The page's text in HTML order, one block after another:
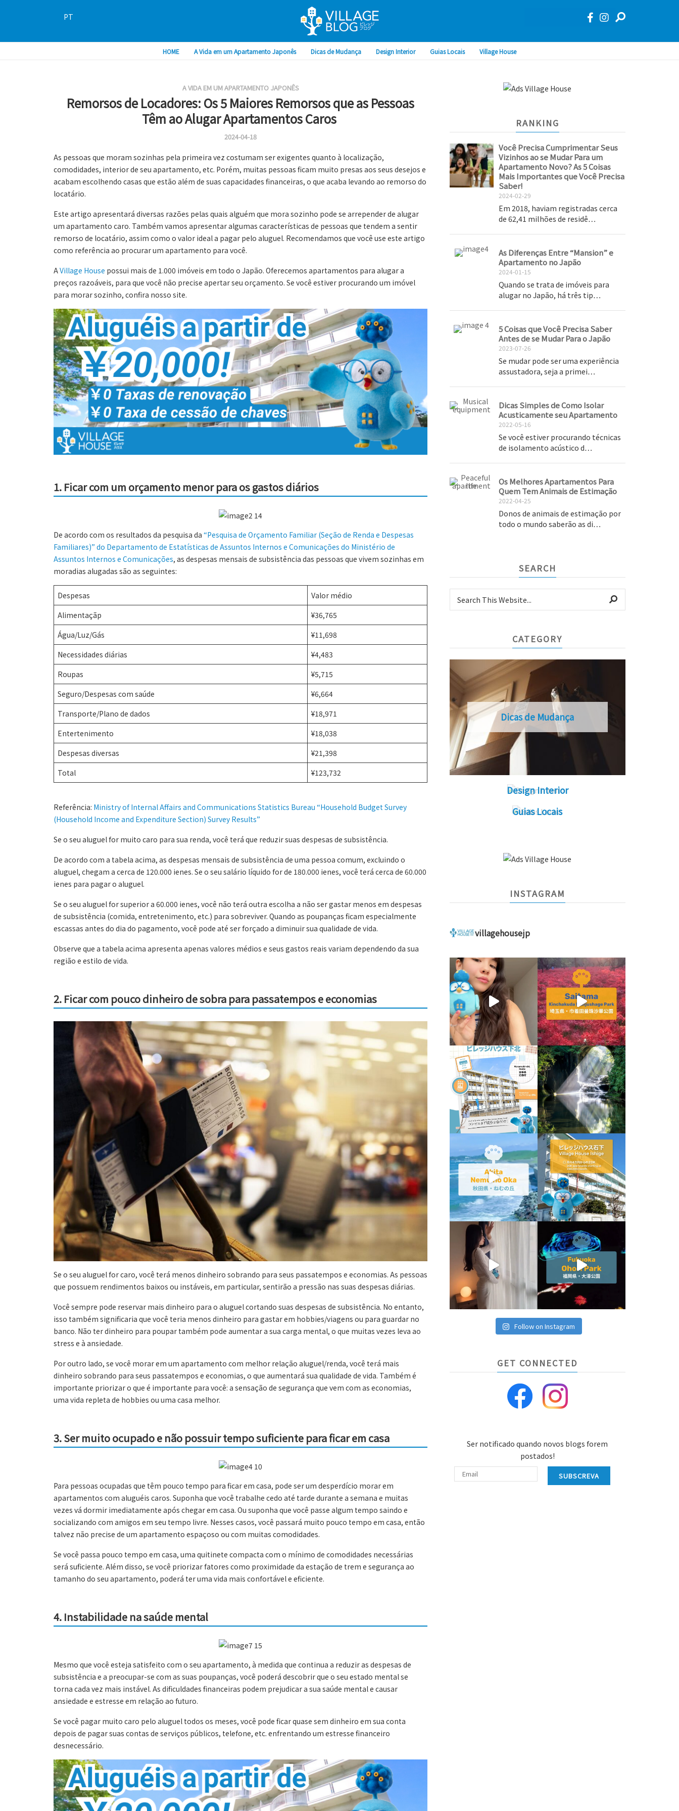
HOME A Vida em um Apartamento Japonês Dicas de Mudança Design Interior Guias Locais Village House
PT
A VIDA EM UM APARTAMENTO JAPONÊS
Remorsos de Locadores: Os 5 Maiores Remorsos que as Pessoas
Têm ao Alugar Apartamentos Caros
2024-04-18
As pessoas que moram sozinhas pela primeira vez costumam ser exigentes quanto à localização,
comodidades, interior de seu apartamento, etc. Porém, muitas pessoas ficam muito presas aos seus desejos e
acabam escolhendo casas que estão além de suas capacidades financeiras, o que acaba levando ao remorso do
locatário.
Este artigo apresentará diversas razões pelas quais alguém que mora sozinho pode se arrepender de alugar
um apartamento caro. Também vamos apresentar algumas características de pessoas que tendem a sentir
remorso de locatário, assim como o valor ideal a pagar pelo aluguel. Recomendamos que você use este artigo
como referência ao procurar um apartamento para você.
AVillage House possui mais de 1.000 imóveis em todo o Japão. Oferecemos apartamentos para alugar a
preços razoáveis, para que você não precise apertar seu orçamento. Se você estiver procurando um imóvel
para morar sozinho, confira nosso site.
1. Ficar com um orçamento menor para os gastos diários
De acordo com os resultados da pesquisa da “Pesquisa de Orçamento Familiar (Seção de Renda e Despesas
Familiares)” do Departamento de Estatísticas de Assuntos Internos e Comunicações do Ministério de
Assuntos Internos e Comunicações, as despesas mensais de subsistência das pessoas que vivem sozinhas em
moradias alugadas são as seguintes:
Despesas
Valor médio
Alimentaçãp
¥36,765
Água/Luz/Gás
¥11,698
Necessidades diárias
¥4,483
Roupas
¥5,715
Seguro/Despesas com saúde
¥6,664
Transporte/Plano de dados
¥18,971
Entertenimento
¥18,038
Despesas diversas
¥21,398
Total
¥123,732
Referência: Ministry of Internal Affairs and Communications Statistics Bureau “Household Budget Survey
(Household Income and Expenditure Section) Survey Results”
Se o seu aluguel for muito caro para sua renda, você terá que reduzir suas despesas de subsistência.
De acordo com a tabela acima, as despesas mensais de subsistência de uma pessoa comum, excluindo o
aluguel, chegam a cerca de 120.000 ienes. Se o seu salário líquido for de 180.000 ienes, você terá cerca de 60.000
ienes para pagar o aluguel.
Se o seu aluguel for superior a 60.000 ienes, você não terá outra escolha a não ser gastar menos em despesas
de subsistência (comida, entretenimento, etc.) para sobreviver. Quando as poupanças ficam especialmente
escassas antes do dia do pagamento, você pode até ser forçado a diminuir sua qualidade de vida.
Observe que a tabela acima apresenta apenas valores médios e seus gastos reais variam dependendo da sua
região e estilo de vida.
2. Ficar com pouco dinheiro de sobra para passatempos e economias
Se o seu aluguel for caro, você terá menos dinheiro sobrando para seus passatempos e economias. As pessoas
que possuem rendimentos baixos ou instáveis, em particular, sentirão a pressão nas suas despesas diárias.
Você sempre pode reservar mais dinheiro para o aluguel cortando suas despesas de subsistência. No entanto,
isso também significaria que você teria menos dinheiro para gastar em hobbies/viagens ou para guardar no
banco. Não ter dinheiro para poupar também pode aumentar a sua carga mental, o que muitas vezes leva ao
stress e à ansiedade.
Por outro lado, se você morar em um apartamento com melhor relação aluguel/renda, você terá mais
dinheiro sobrando para seus passatempos e economias, o que aumentará sua qualidade de vida. Também é
importante priorizar o que é importante para você: a sensação de segurança que vem com as economias,
uma vida repleta de hobbies ou uma casa melhor.
3.Ser muito ocupado e não possuir tempo suficiente para ficar em casa
Para pessoas ocupadas que têm pouco tempo para ficar em casa, pode ser um desperdício morar em
apartamentos com aluguéis caros. Suponha que você trabalhe cedo até tarde durante a semana e muitas
vezes vá dormir imediatamente após chegar em casa. Ou suponha que você passe algum tempo saindo e
socializando com amigos em seu tempo livre. Nesses casos, você passará muito pouco tempo em casa, então
talvez não precise de um apartamento espaçoso ou com muitas comodidades.
Se você passa pouco tempo em casa, uma quitinete compacta com o mínimo de comodidades necessárias
será suficiente. Além disso, se você priorizar fatores como proximidade da estação de trem e segurança ao
tamanho do seu apartamento, poderá ter uma vida mais confortável e eficiente.
4. Instabilidade na saúde mental
Mesmo que você esteja satisfeito com o seu apartamento, à medida que continua a reduzir as despesas de
subsistência e a preocupar-se com as suas poupanças, você poderá descobrir que o seu estado mental se
torna cada vez mais instável. As dificuldades financeiras podem prejudicar a sua saúde mental e causar
ansiedade e estresse em relação ao futuro.
Se você pagar muito caro pelo aluguel todos os meses, você pode ficar quase sem dinheiro em sua conta
depois de pagar suas contas de serviços públicos, telefone, etc. enfrentando um estresse financeiro
desnecessário.
RANKING
Você Precisa Cumprimentar Seus
Vizinhos ao se Mudar Para um
Apartamento Novo? As 5 Coisas
Mais Importantes que Você Precisa
Saber!
2024-02-29
Em 2018, haviam registradas cerca
de 62,41 milhões de residê…
As Diferenças Entre “Mansion” e
Apartamento no Japão
2024-01-15
Quando se trata de imóveis para
alugar no Japão, há três tip…
5 Coisas que Você Precisa Saber
Antes de se Mudar Para o Japão
2023-07-26
Se mudar pode ser uma experiência
assustadora, seja a primei…
Dicas Simples de Como Isolar
Acusticamente seu Apartamento
2022-05-16
Se você estiver procurando técnicas
de isolamento acústico d…
Os Melhores Apartamentos Para
Quem Tem Animais de Estimação
2022-04-25
Donos de animais de estimação por
todo o mundo saberão as di…
SEARCH
CATEGORY
Dicas de Mudança
Design Interior
Guias Locais
INSTAGRAM
villagehousejp
Follow on Instagram
GET CONNECTED
Ser notificado quando novos blogs forem
postados!
SUBSCREVA